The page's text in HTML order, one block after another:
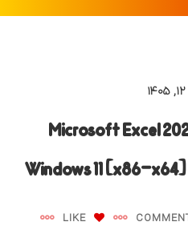
Microsoft Excel
Windows 11 [x86-
LIKE